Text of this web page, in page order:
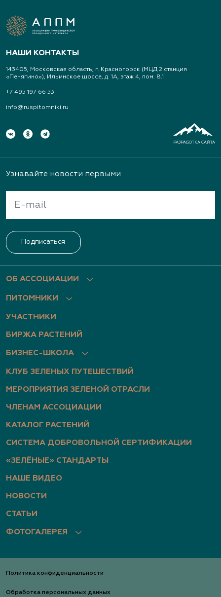
НАШИ КОНТАКТЫ
143405, Московская область, г. Красногорск (МЦД 2 станция
«Пенягино»), Ильинское шоссе, д. 1А, этаж 4, пом. 8.1
+7 495 197 66 53
info@ruspitomniki.ru
РАЗРАБОТКА САЙТА
ОБ АССОЦИАЦИИ
ПИТОМНИКИ
УЧАСТНИКИ
БИРЖА РАСТЕНИЙ
БИЗНЕС-ШКОЛА
КЛУБ ЗЕЛЕНЫХ ПУТЕШЕСТВИЙ
МЕРОПРИЯТИЯ ЗЕЛЕНОЙ ОТРАСЛИ
ЧЛЕНАМ АССОЦИАЦИИ
КАТАЛОГ РАСТЕНИЙ
СИСТЕМА ДОБРОВОЛЬНОЙ СЕРТИФИКАЦИИ
«ЗЕЛЁНЫЕ» СТАНДАРТЫ
НАШЕ ВИДЕО
НОВОСТИ
СТАТЬИ
ФОТОГАЛЕРЕЯ
Узнавайте новости первыми
Подписаться
Политика конфиденциальности
Обработка персональных данных